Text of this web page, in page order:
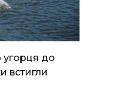
угорця до
встигли